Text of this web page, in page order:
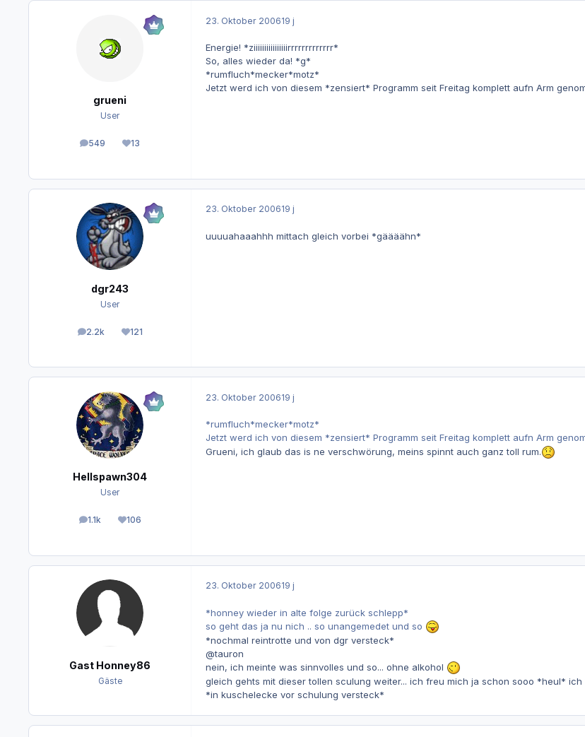
grueni
User
549
Beiträge 13
Reputation
23. Oktober 200619 j
Energie! *ziiiiiiiiiiiiiiiirrrrrrrrrrrrr*
So, alles wieder da! *g*
*rumfluch*mecker*motz*
Jetzt werd ich von diesem *zensiert* Programm seit Freitag komplett aufn Arm
dgr243
User
2.2k
Beiträge 121
Reputation
23. Oktober 200619 j
uuuuahaaahhh mittach gleich vorbei *gäääähn*
Hellspawn304
User
1.1k
Beiträge106
Reputation
23. Oktober 200619 j
*rumfluch*mecker*motz*
Jetzt werd ich von diesem *zensiert* Programm seit Freitag komplett aufn Arm
Grueni, ich glaub das is ne verschwörung, meins spinnt auch ganz toll rum.
Gast Honney86
Gäste
23. Oktober 200619 j
*honney wieder in alte folge zurück schlepp*
so geht das ja nu nich .. so unangemedet und so
*nochmal reintrotte und von dgr versteck*
@tauron
nein, ich meinte was sinnvolles und so... ohne alkohol
gleich gehts mit dieser tollen sculung weiter... ich freu mich ja schon sooo *heul*
*in kuschelecke vor schulung versteck*